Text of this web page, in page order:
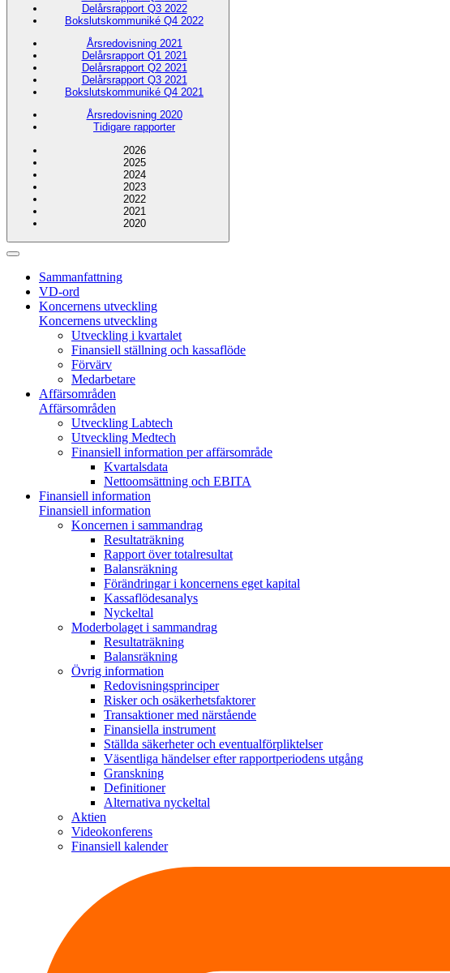
Delårsrapport Q3 2022
Bokslutskommuniké Q4 2022
Årsredovisning 2021
Delårsrapport Q1 2021
Delårsrapport Q2 2021
Delårsrapport Q3 2021
Bokslutskommuniké Q4 2021
Årsredovisning 2020
Tidigare rapporter
2026
2025
2024
2023
2022
2021
2020
Sammanfattning
VD-ord
Koncernens utveckling
Koncernens utveckling
Utveckling i kvartalet
Finansiell ställning och kassaflöde
Förvärv
Medarbetare
Affärsområden
Affärsområden
Utveckling Labtech
Utveckling Medtech
Finansiell information per affärsområde
Kvartalsdata
Nettoomsättning och EBITA
Finansiell information
Finansiell information
Koncernen i sammandrag
Resultaträkning
Rapport över totalresultat
Balansräkning
Förändringar i koncernens eget kapital
Kassaflödesanalys
Nyckeltal
Moderbolaget i sammandrag
Resultaträkning
Balansräkning
Övrig information
Redovisningsprinciper
Risker och osäkerhetsfaktorer
Transaktioner med närstående
Finansiella instrument
Ställda säkerheter och eventualförpliktelser
Väsentliga händelser efter rapportperiodens utgång
Granskning
Definitioner
Alternativa nyckeltal
Aktien
Videokonferens
Finansiell kalender